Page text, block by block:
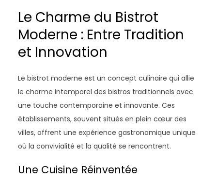
Le Charme du Bistrot
Moderne : Entre Tradition
et Innovation
Le bistrot moderne est un concept culinaire qui allie
le charme intemporel des bistros traditionnels avec
une touche contemporaine et innovante. Ces
établissements, souvent situés en plein cœur des
villes, offrent une expérience gastronomique unique
où la convivialité et la qualité se rencontrent.
Une Cuisine Réinventée